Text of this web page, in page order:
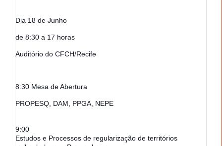
Dia 18 de Junho
de 8:30 a 17 horas
Auditório do CFCH/Recife
8:30 Mesa de Abertura
PROPESQ, DAM, PPGA, NEPE
9:00
Estudos e Processos de regularização de territórios